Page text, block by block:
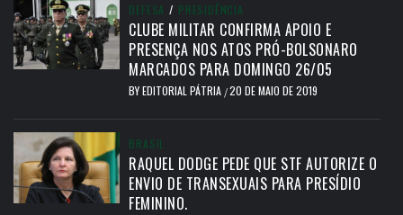
DEFESA / PRESIDÊNCIA
CLUBE MILITAR CONFIRMA APOIO E
PRESENÇA NOS ATOS PRÓ-BOLSONARO
MARCADOS PARA DOMINGO 26/05
BYEDITORIAL PÁTRIA /20 DE MAIO DE 2019
BRASIL
RAQUEL DODGE PEDE QUE STF AUTORIZE O
ENVIO DE TRANSEXUAIS PARA PRESÍDIO
FEMININO.